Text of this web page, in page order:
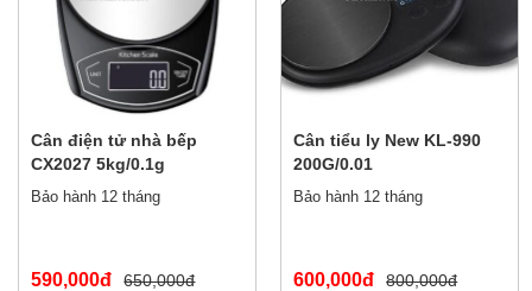
Cân điện tử nhà bếp
CX2027 5kg/0.1g
Bảo hành 12 tháng
590,000đ 650,000đ
Cân tiểu ly New KL-990
200G/0.01
Bảo hành 12 tháng
600,000đ 800,000đ